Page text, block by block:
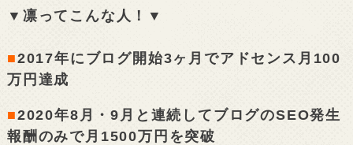
▼凛ってこんな人！▼
■2017年にブログ開始3ヶ月でアドセンス月100
万円達成
■2020年8月・9月と連続してブログのSEO発生
報酬のみで月1500万円を突破